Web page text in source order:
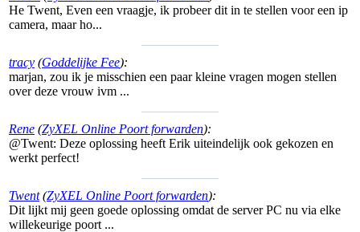
He Twent, Even een vraagje, ik probeer dit in te stellen voor een ip
camera, maar ho...
tracy (Goddelijke Fee):
marjan, zou ik je misschien een paar kleine vragen mogen stellen
over deze vrouw ivm ...
Rene (ZyXEL Online Poort forwarden):
@Twent: Deze oplossing heeft Erik uiteindelijk ook gekozen en
werkt perfect!
Twent(ZyXEL Online Poort forwarden):
Dit lijkt mij geen goede oplossing omdat de server PC nu via elke
willekeurige poort ...